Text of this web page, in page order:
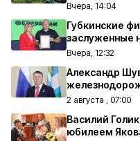
Вчера, 14:04
Губкинские
заслуженные
Вчера, 12:32
Александр
2 августа , 07:00
Василий
юбилеем